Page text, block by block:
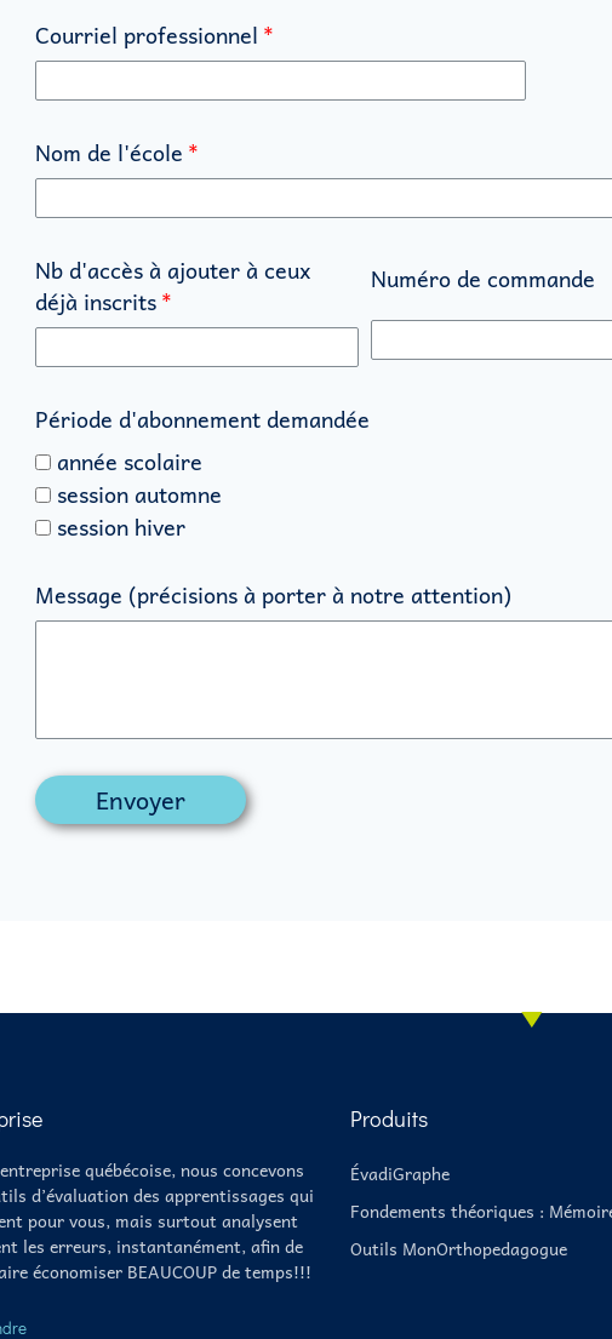
Courriel professionnel
Nom de l'école
Nb d'accès à ajouter à ceux
déjà inscrits
Numéro de commande
Période d'abonnement demandée
année scolaire
session automne
session hiver
Message (précisions à porter à notre attention)
Envoyer
québécoise, nous concevons
d’évaluation des apprentissages qui
pour vous, mais surtout analysent
les erreurs, instantanément, afin de
économiser BEAUCOUP de temps!!!
Produits
ÉvadiGraphe
Fondements théoriques :
Outils MonOrthopedagogue